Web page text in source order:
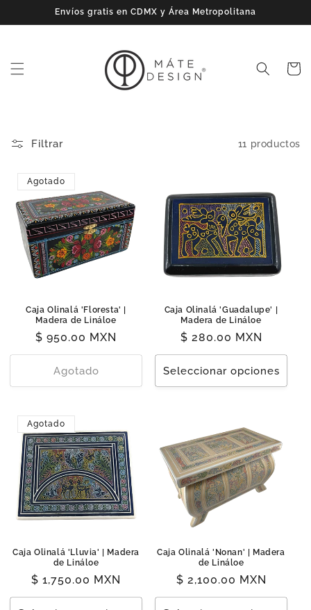
directamente
al contenido
Envíos gratis en CDMX y Área Metropolitana
Carrito
Filtrar 11 productos
Agotado
Caja Olinalá 'Floresta' |
Madera de Lináloe
Precio
habitual
$ 950.00 MXN
Agotado
Caja Olinalá 'Guadalupe' |
Madera de Lináloe
Precio
habitual
$ 280.00 MXN
Seleccionar opciones
Agotado
Caja Olinalá 'Lluvia' | Madera
de Lináloe
Precio
habitual
$ 1,750.00 MXN
Caja Olinalá 'Nonan' | Madera
de Lináloe
Precio
habitual
$ 2,100.00 MXN